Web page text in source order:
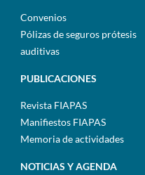
Convenios
Pólizas de seguros prótesis
auditivas
PUBLICACIONES
Revista FIAPAS
Manifiestos FIAPAS
Memoria de actividades
NOTICIAS Y AGENDA